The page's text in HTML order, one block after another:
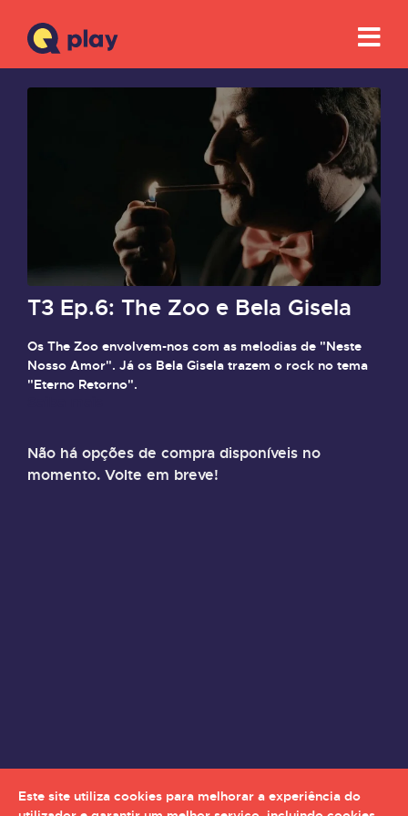
T3 Ep.6: The Zoo e Bela Gisela
Os The Zoo envolvem-nos com as melodias de "Neste
Nosso Amor". Já os Bela Gisela trazem o rock no tema
"Eterno Retorno".
Não há opções de compra disponíveis no
momento. Volte em breve!
Este site utiliza cookies para melhorar a experiência do